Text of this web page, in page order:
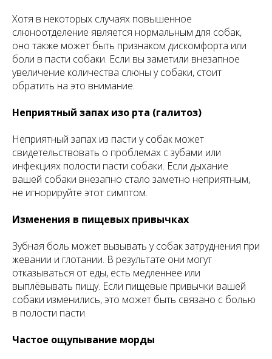
Хотя в некоторых случаях повышенное
слюноотделение является нормальным для собак,
оно также может быть признаком дискомфорта или
боли в пасти собаки. Если вы заметили внезапное
увеличение количества слюны у собаки, стоит
обратить на это внимание.
Неприятный запах изо рта (галитоз)
Неприятный запах из пасти у собак может
свидетельствовать о проблемах с зубами или
инфекциях полости пасти собаки. Если дыхание
вашей собаки внезапно стало заметно неприятным,
не игнорируйте этот симптом.
Изменения в пищевых привычках
Зубная боль может вызывать у собак затруднения при
жевании и глотании. В результате они могут
отказываться от еды, есть медленнее или
выплёвывать пищу. Если пищевые привычки вашей
собаки изменились, это может быть связано с болью
в полости пасти.
Частое ощупывание морды